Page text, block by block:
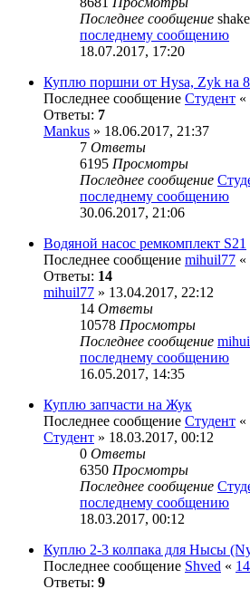
Последнее сообщение
последнему сообщению
18.07.2017, 17:20
Куплю поршни от Hysa, Zyk на
Последнее сообщение Студент «
Ответы: 7
Mankus » 18.06.2017, 21:37
7 Ответы
6195 Просмотры
Последнее сообщение
последнему сообщению
30.06.2017, 21:06
Водяной насос ремкомплект S21
Последнее сообщение mihuil77 «
Ответы: 14
mihuil77 » 13.04.2017, 22:12
14 Ответы
10578 Просмотры
Последнее сообщение
последнему сообщению
16.05.2017, 14:35
Куплю запчасти на Жук
Последнее сообщение Студент «
Студент » 18.03.2017, 00:12
0 Ответы
6350 Просмотры
Последнее сообщение
последнему сообщению
18.03.2017, 00:12
Куплю 2-3 колпака для Нысы
Последнее сообщение Shved «
Ответы: 9